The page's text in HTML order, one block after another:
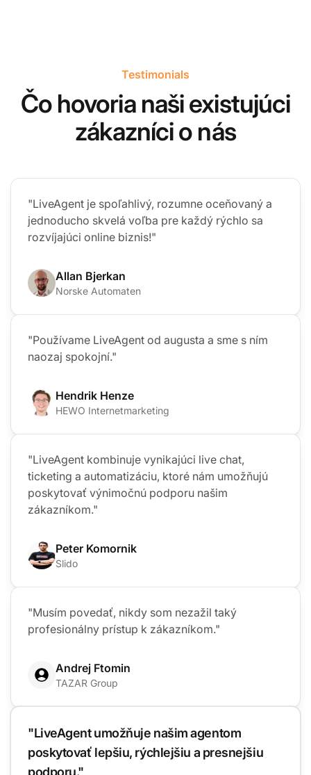
Testimonials
Čo hovoria naši existujúci
zákazníci o nás
"LiveAgent je spoľahlivý, rozumne oceňovaný a
jednoducho skvelá voľba pre každý rýchlo sa
rozvíjajúci online biznis!"
Allan Bjerkan
Norske Automaten
"Používame LiveAgent od augusta a sme s ním
naozaj spokojní."
Hendrik Henze
HEWO Internetmarketing
"LiveAgent kombinuje vynikajúci live chat,
ticketing a automatizáciu, ktoré nám umožňujú
poskytovať výnimočnú podporu našim
zákazníkom."
Peter Komornik
Slido
"Musím povedať, nikdy som nezažil taký
profesionálny prístup k zákazníkom."
Andrej Ftomin
TAZAR Group
"LiveAgent umožňuje našim agentom
poskytovať lepšiu, rýchlejšiu a presnejšiu
podporu."